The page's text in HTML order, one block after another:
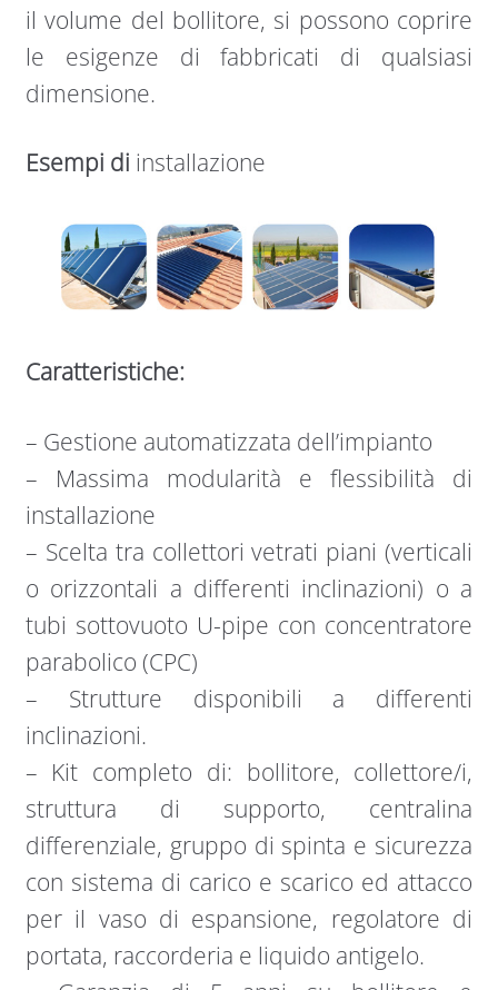
il volume del bollitore, si possono coprire
le esigenze di fabbricati di qualsiasi
dimensione.
Esempi di installazione
Caratteristiche:
– Gestione automatizzata dell’impianto
– Massima modularità e flessibilità di
installazione
– Scelta tra collettori vetrati piani (verticali
o orizzontali a differenti inclinazioni) o a
tubi sottovuoto U-pipe con concentratore
parabolico (CPC)
– Strutture disponibili a differenti
inclinazioni.
– Kit completo di: bollitore, collettore/i,
struttura di supporto, centralina
differenziale, gruppo di spinta e sicurezza
con sistema di carico e scarico ed attacco
per il vaso di espansione, regolatore di
portata, raccorderia e liquido antigelo.